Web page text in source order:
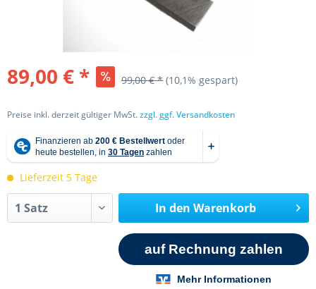
89,00 € * 99,00 € * (10,1% gespart)
Preise inkl. derzeit gültiger MwSt.zzgl. ggf. Versandkosten
Lieferzeit 5 Tage
In den Warenkorb